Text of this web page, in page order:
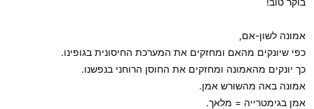
אמונה לשון-אם,
כפי שיונקים מהאם ומחזקים את המערכת החיסונית בגופינו.
כך יונקים מהאמונה ומחזקים את החוסן הרוחני בנפשנו.
אמונה באה מהשורש אמן.
אמן בגימטרייה = מלאך.